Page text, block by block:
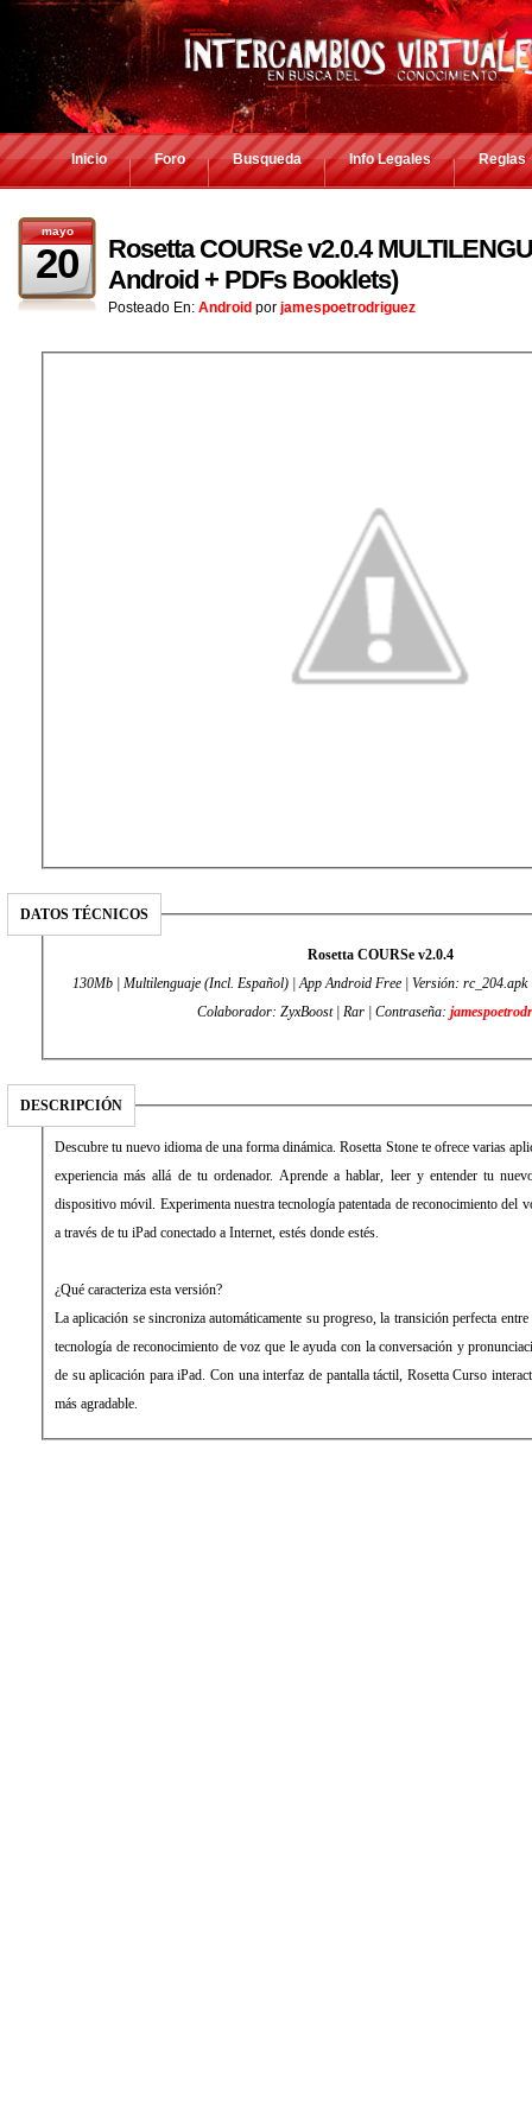
Inicio Foro Busqueda Info Legales Reglas
mayo
20
Rosetta COURSe v2.0.4
Android + PDFs Booklets)
Posteado En: Android por jamespoetrodriguez
DATOS TÉCNICOS
Rosetta COURSe v2.0.4
130Mb | Multilenguaje (Incl. Español) | App Android Free | Versión:
Colaborador: ZyxBoost | Rar | Contraseña:
DESCRIPCIÓN
Descubre tu nuevo idioma de una forma dinámica. Rosetta Stone te ofrece varias
experiencia más allá de tu ordenador. Aprende a hablar, leer y entender tu
dispositivo móvil. Experimenta nuestra tecnología patentada de reconocimiento del
a través de tu iPad conectado a Internet, estés donde estés.
¿Qué caracteriza esta versión?
La aplicación se sincroniza automáticamente su progreso, la transición perfecta
tecnología de reconocimiento de voz que le ayuda con la conversación y
de su aplicación para iPad. Con una interfaz de pantalla táctil, Rosetta Curso
más agradable.